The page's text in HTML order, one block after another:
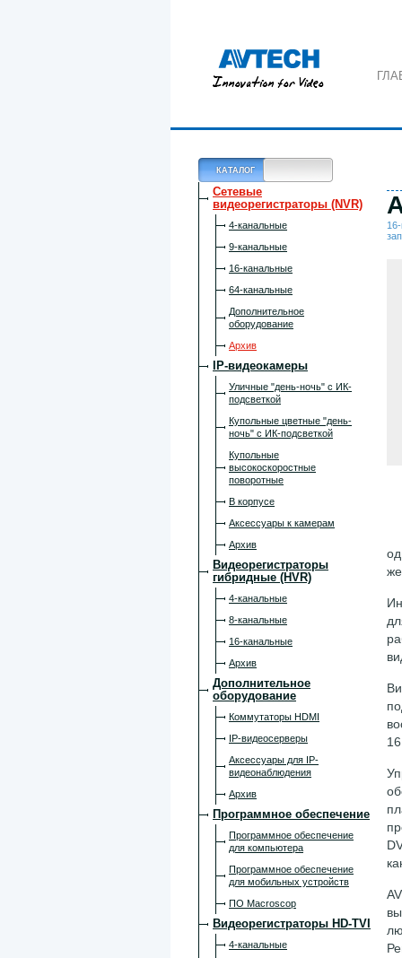
КАТАЛОГ
Сетевые
видеорегистраторы (NVR)
4-канальные
9-канальные
16-канальные
64-канальные
Дополнительное
оборудование
Архив
IP-видеокамеры
Уличные "день-ночь" с ИК-
подсветкой
Купольные цветные "день-
ночь" с ИК-подсветкой
Купольные
высокоскоростные
поворотные
В корпусе
Аксессуары к камерам
Архив
Видеорегистраторы
гибридные (HVR)
4-канальные
8-канальные
16-канальные
Архив
Дополнительное
оборудование
Коммутаторы HDMI
IP-видеосерверы
Аксессуары для IP-
видеонаблюдения
Архив
Программное обеспечение
Программное обеспечение
для компьютера
Программное обеспечение
для мобильных устройств
ПО Macroscop
Видеорегистраторы HD-TVI
4-канальные